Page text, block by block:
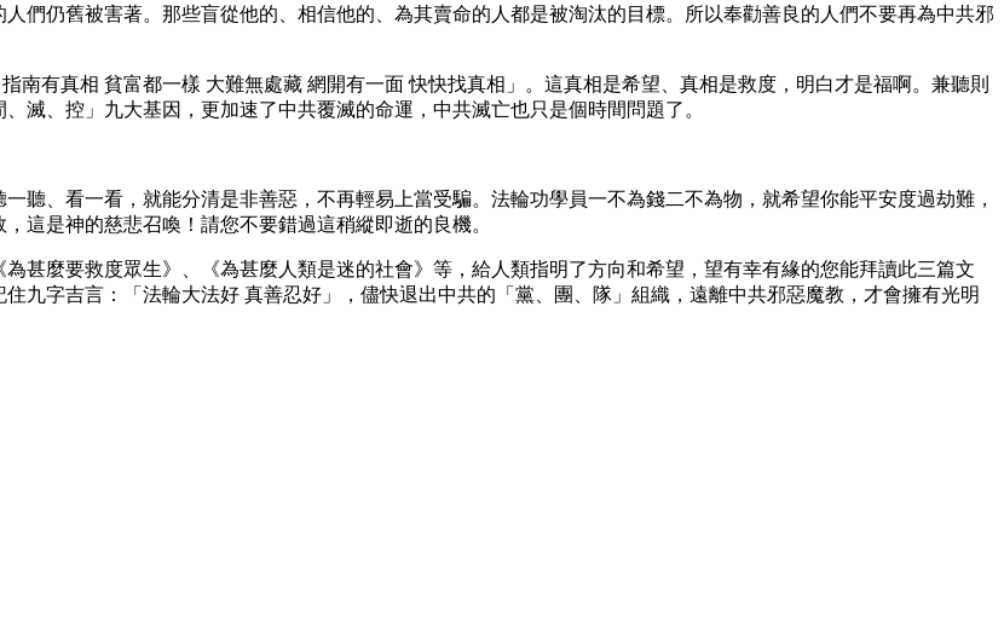
們仍舊被害著。那些盲從他的、相信他的、為其賣命的人都是被淘汰的目標。所以奉勸善良的人們不要再為中共邪
南有真相 貧富都一樣 大難無處藏 網開有一面 快快找真相」。這真相是希望、真相是救度，明白才是福啊。兼聽則
滅、控」九大基因，更加速了中共覆滅的命運，中共滅亡也只是個時間問題了。
聽、看一看，就能分清是非善惡，不再輕易上當受騙。法輪功學員一不為錢二不為物，就希望你能平安度過劫難，
這是神的慈悲召喚！請您不要錯過這稍縱即逝的良機。
甚麼要救度眾生》、《為甚麼人類是迷的社會》等，給人類指明了方向和希望，望有幸有緣的您能拜讀此三篇文
九字吉言：「法輪大法好 真善忍好」，儘快退出中共的「黨、團、隊」組織，遠離中共邪惡魔教，才會擁有光明